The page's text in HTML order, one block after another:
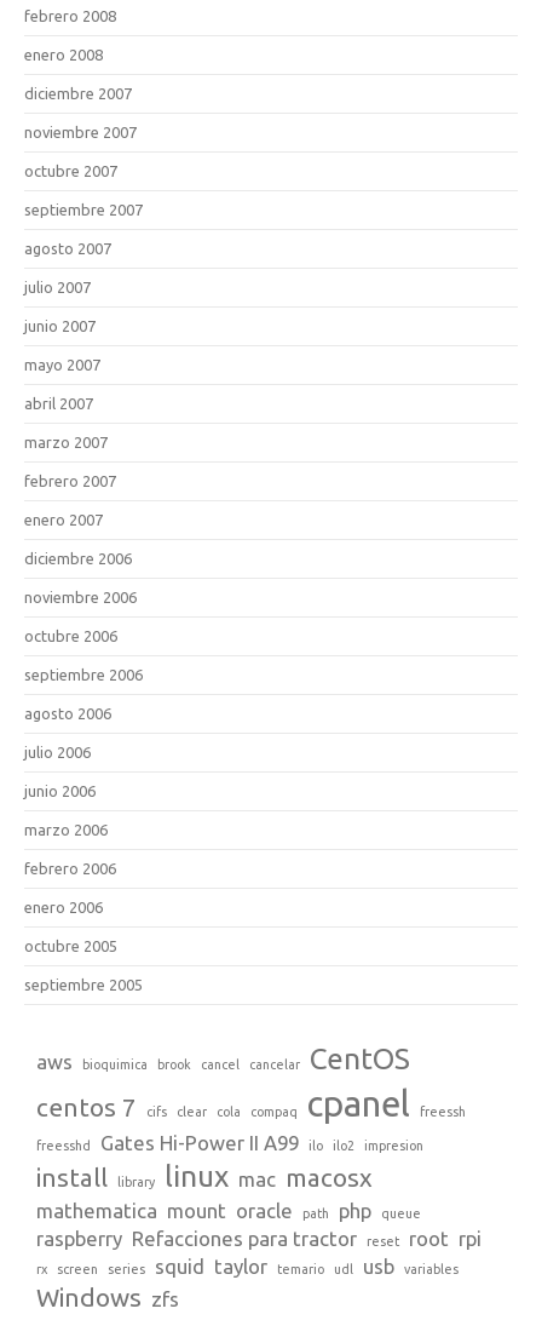
febrero 2008
enero 2008
diciembre 2007
noviembre 2007
octubre 2007
septiembre 2007
agosto 2007
julio 2007
junio 2007
mayo 2007
abril 2007
marzo 2007
febrero 2007
enero 2007
diciembre 2006
noviembre 2006
octubre 2006
septiembre 2006
agosto 2006
julio 2006
junio 2006
marzo 2006
febrero 2006
enero 2006
octubre 2005
septiembre 2005
aws bioquimica brook cancel cancelar CentOS
centos 7 cifs clear cola compaq cpanel freessh
freesshd Gates Hi-Power II A99 ilo ilo2 impresion
install library linux mac macosx
mathematica mount oracle path php queue
raspberry Refacciones para tractor reset root rpi
rx screen series squid taylor temario udl usb variables
Windows zfs